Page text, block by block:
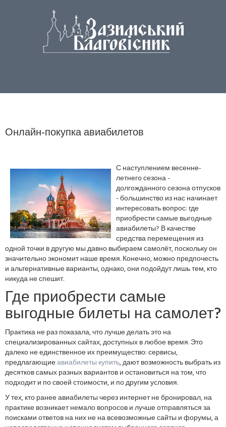
Онлайн-покупка авиабилетов
С наступлением весенне-
летнего сезона -
долгожданного сезона отпусков
- большинство из нас начинает
интересовать вопрос: где
приобрести самые выгодные
авиабилеты? В качестве
средства перемещения из
одной точки в другую мы давно выбираем самолёт, поскольку он
значительно экономит наше время. Конечно, можно предпочесть
и альтернативные варианты, однако, они подойдут лишь тем, кто
никуда не спешит.
Где приобрести самые
выгодные билеты на самолет?
Практика не раз показала, что лучше делать это на
специализированных сайтах, доступных в любое время. Это
далеко не единственное их преимущество: сервисы,
предлагающиеавиабилеты купить, дают возможность выбрать из
десятков самых разных вариантов и остановиться на том, что
подходит и по своей стоимости, и по другим условия.
У тех, кто ранее авиабилеты через интернет не бронировал, на
практике возникает немало вопросов и лучше отправляться за
поисками ответов на них не на всевозможные сайты и форумы, а